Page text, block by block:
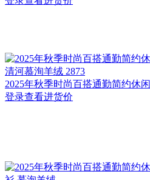
清河慕洵羊绒 2873
2025年秋季时尚百搭通勤简约休闲
登录查看进货价